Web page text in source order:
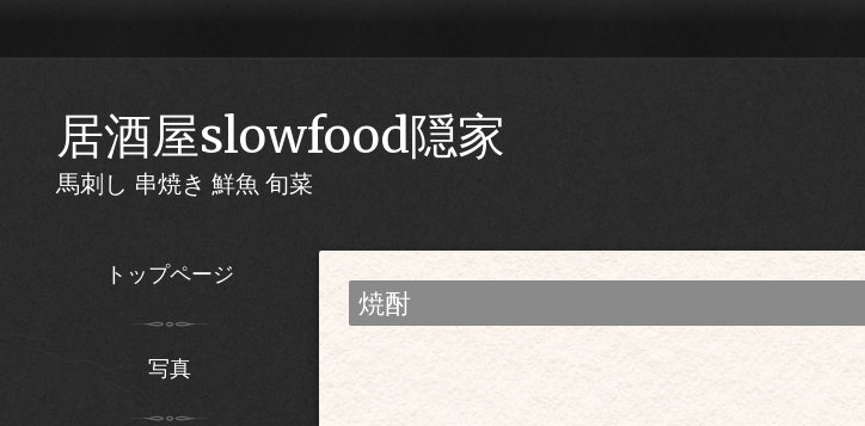
居酒屋slowfood隠家
馬刺し 串焼き 鮮魚 旬菜
焼酎
トップページ
写真